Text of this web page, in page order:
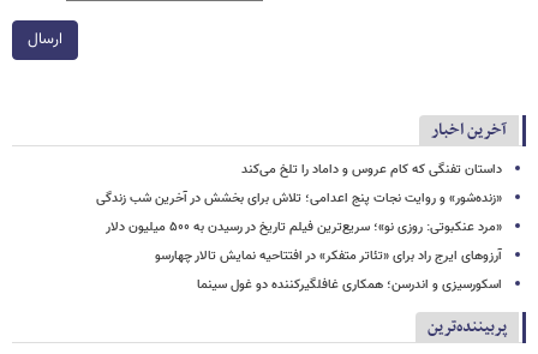
ارسال
آخرین اخبار
داستان تفنگی که کام عروس و داماد را تلخ می‌کند
«زنده‌شور» و روایت نجات پنج اعدامی؛ تلاش برای بخشش در آخرین شب زندگی
«مرد عنکبوتی: روزی نو»؛ سریع‌ترین فیلم تاریخ در رسیدن به ۵۰۰ میلیون دلار
آرزوهای ایرج راد برای «تئاتر متفکر» در افتتاحیه نمایش تالار چهارسو
اسکورسیزی و اندرسن؛ همکاری غافلگیرکننده دو غول سینما
پربیننده‌ترین